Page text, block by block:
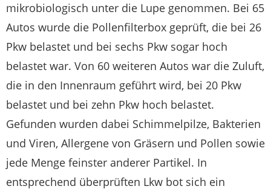
mikrobiologisch unter die Lupe genommen. Bei 65
Autos wurde die Pollenfilterbox geprüft, die bei 26
Pkw belastet und bei sechs Pkw sogar hoch
belastet war. Von 60 weiteren Autos war die Zuluft,
die in den Innenraum geführt wird, bei 20 Pkw
belastet und bei zehn Pkw hoch belastet.
Gefunden wurden dabei Schimmelpilze, Bakterien
und Viren, Allergene von Gräsern und Pollen sowie
jede Menge feinster anderer Partikel. In
entsprechend überprüften Lkw bot sich ein